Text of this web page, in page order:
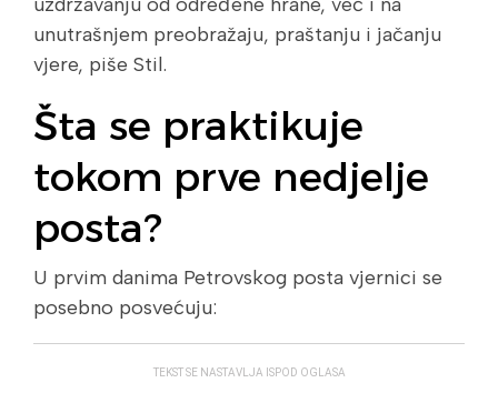
unutrašnjem preobražaju, praštanju i jačanju
vjere, piše Stil.
Šta se praktikuje
tokom prve nedjelje
posta?
U prvim danima Petrovskog posta vjernici se
posebno posvećuju:
TEKST SE NASTAVLJA ISPOD OGLASA